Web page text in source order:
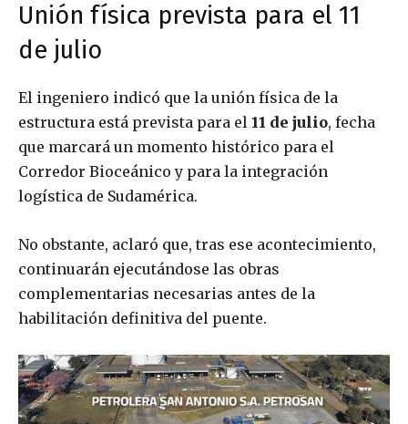
Unión física prevista para el 11
de julio
El ingeniero indicó que la unión física de la
estructura está prevista para el 11 de julio, fecha
que marcará un momento histórico para el
Corredor Bioceánico y para la integración
logística de Sudamérica.
No obstante, aclaró que, tras ese acontecimiento,
continuarán ejecutándose las obras
complementarias necesarias antes de la
habilitación definitiva del puente.